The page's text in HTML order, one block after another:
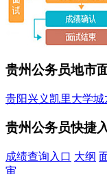
贵州公务员地市
贵阳兴义凯里大学城
贵州公务员快捷
成绩查询入口 大纲
审